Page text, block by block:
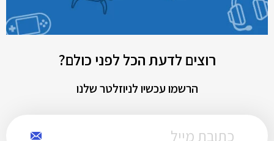
רוצים לדעת הכל לפני כולם?
הרשמו עכשיו לניוזלטר שלנו